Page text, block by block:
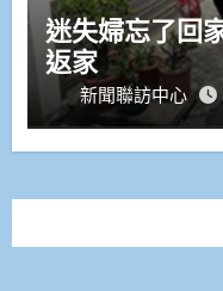
迷失婦忘了回
返家
新聞聯訪中心